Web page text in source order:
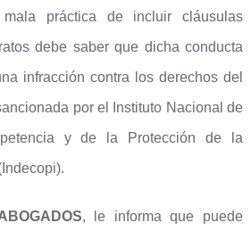
práctica de incluir cláusulas
debe saber que dicha conducta
infracción contra los derechos del
por el Instituto Nacional de
y de la Protección de la
, le informa que puede